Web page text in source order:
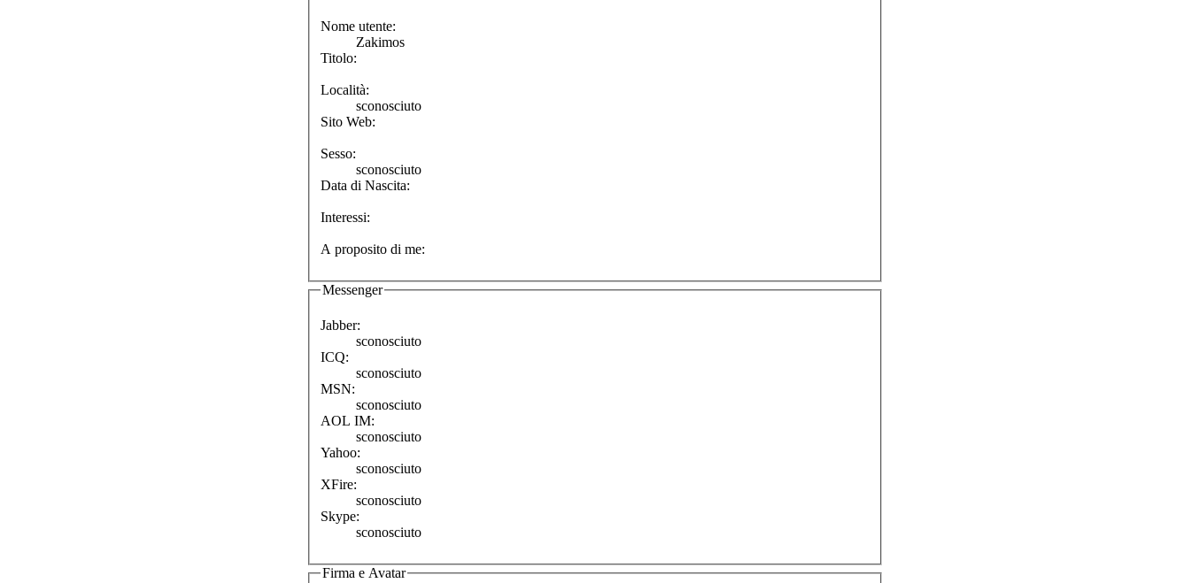
Nome utente:
Zakimos
Titolo:
Località:
sconosciuto
Sito Web:
Sesso:
sconosciuto
Data di Nascita:
Interessi:
A proposito di me:
Messenger
Jabber:
sconosciuto
ICQ:
sconosciuto
MSN:
sconosciuto
AOL IM:
sconosciuto
Yahoo:
sconosciuto
XFire:
sconosciuto
Skype:
sconosciuto
Firma e Avatar